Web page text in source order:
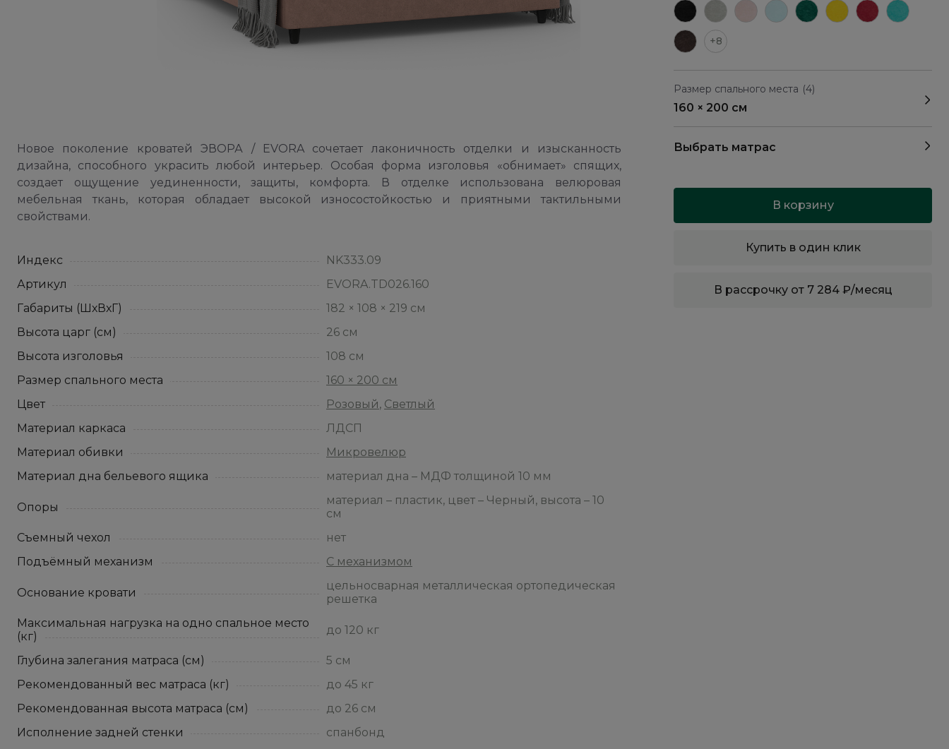
+8
Размер спального места (4)
160 × 200 см
Выбрать матрас
В корзину
Купить в один клик
В рассрочку от 7 284 ₽/месяц
Новое поколение кроватей ЭВОРА / EVORA сочетает лаконичность отделки и изысканность
дизайна, способного украсить любой интерьер. Особая форма изголовья «обнимает» спящих,
создает ощущение уединенности, защиты, комфорта. В отделке использована велюровая
мебельная ткань, которая обладает высокой износостойкостью и приятными тактильными
свойствами.
Индекс
NK333.09
Артикул
EVORA.TD026.160
Габариты (ШхВхГ)
182 × 108 × 219 см
Высота царг (см)
26 см
Высота изголовья
108 см
Размер спального места
160 × 200 см
Цвет
Розовый, Светлый
Материал каркаса
ЛДСП
Материал обивки
Микровелюр
Материал дна бельевого ящика
материал дна – МДФ толщиной 10 мм
Опоры
материал – пластик, цвет – Черный, высота – 10
см
Съемный чехол
нет
Подъёмный механизм
С механизмом
Основание кровати
цельносварная металлическая ортопедическая
решетка
Максимальная нагрузка на одно спальное место
(кг)
до 120 кг
Глубина залегания матраса (см)
5 см
Рекомендованный вес матраса (кг)
до 45 кг
Рекомендованная высота матраса (см)
до 26 см
Исполнение задней стенки
спанбонд